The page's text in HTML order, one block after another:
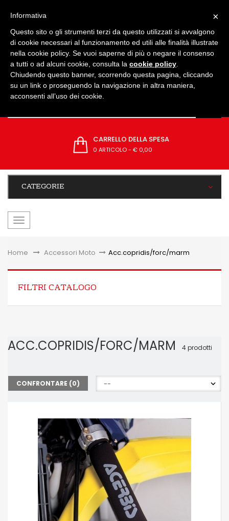
CARRELLO DELLA SPESA
0 ARTICOLO- € 0,00
CATEGORIE
navigazione
Home &gt;Accessori Moto > Acc.copridis/forc/marm
FILTRI CATALOGO
ACC.COPRIDIS/FORC/MARM 4 prodotti
CONFRONTARE (0)
×
Informativa
Questo sito o gli strumenti terzi da questo utilizzati si avvalgono
di cookie necessari al funzionamento ed utili alle finalità illustrate
nella cookie policy. Se vuoi saperne di più o negare il consenso
a tutti o ad alcuni cookie, consulta la cookie policy
Chiudendo questo banner, scorrendo questa pagina, cliccando
su un link o proseguendo la navigazione in altra maniera,
acconsenti all’uso dei cookie.